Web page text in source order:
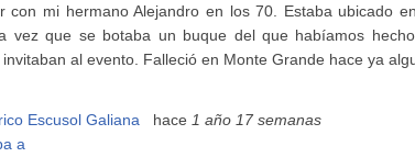
con mi hermano Alejandro en los 70. Estaba ubicado
vez que se botaba un buque del que habíamos
al evento. Falleció en Monte Grande hace ya
Escusol Galiana hace 1 año 17 semanas
a